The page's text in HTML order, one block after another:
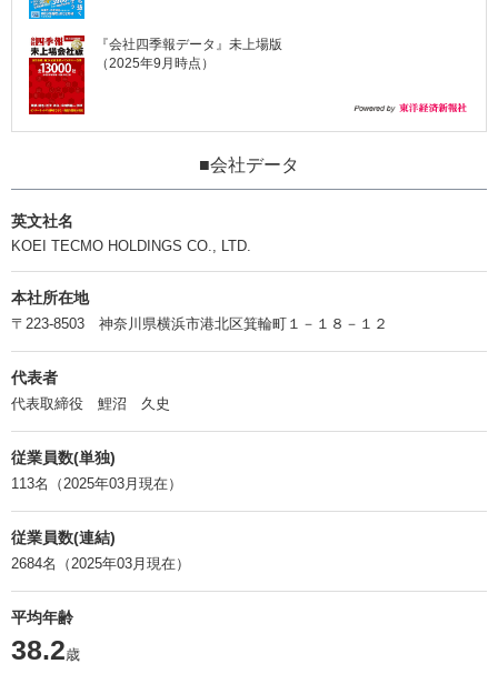
『会社四季報データ』未上場版
（2025年9月時点）
■会社データ
英文社名
KOEI TECMO HOLDINGS CO., LTD.
本社所在地
〒223-8503 神奈川県横浜市港北区箕輪町１－１８－１２
代表者
代表取締役 鯉沼 久史
従業員数(単独)
113名（2025年03月現在）
従業員数(連結)
2684名（2025年03月現在）
平均年齢
38.2歳